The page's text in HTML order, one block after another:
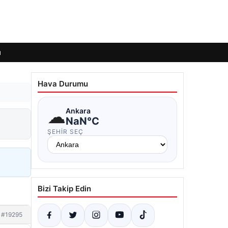
#19295
Hava Durumu
☁Ankara
NaN°C
ŞEHIR SEÇ
Bizi Takip Edin